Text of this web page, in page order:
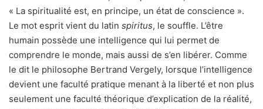
« La spiritualité est, en principe, un état de conscience ».
Le mot esprit vient du latin spiritus, le souffle. L’être
humain possède une intelligence qui lui permet de
comprendre le monde, mais aussi de s’en libérer. Comme
le dit le philosophe Bertrand Vergely, lorsque l’intelligence
devient une faculté pratique menant à la liberté et non plus
seulement une faculté théorique d’explication de la réalité,